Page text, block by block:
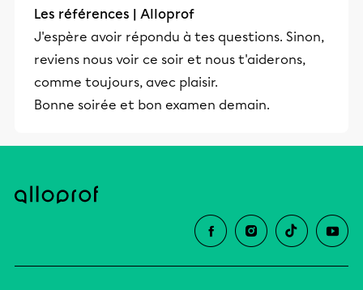
Les références | Alloprof
J'espère avoir répondu à tes questions. Sinon,
reviens nous voir ce soir et nous t'aiderons,
comme toujours, avec plaisir.
Bonne soirée et bon examen demain.